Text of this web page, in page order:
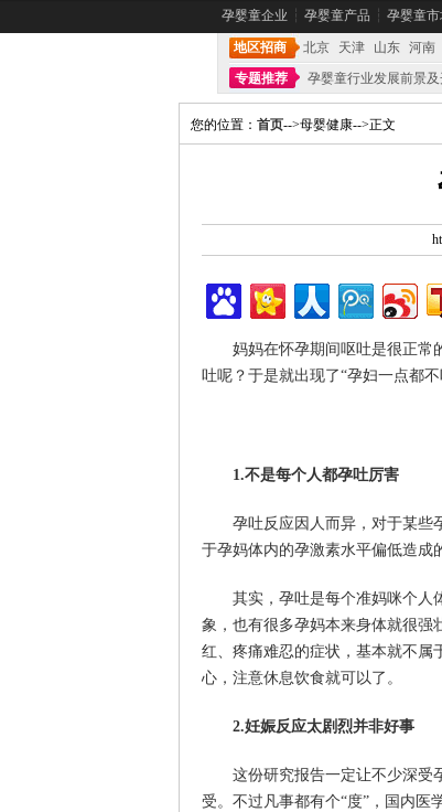
孕婴童企业 ┆ 孕婴童产品 ┆ 孕婴童市
地区招商 北京 天津 山东 河南
专题推荐
孕婴童行业发展前景
您的位置： 首页-->母婴健康-->正文
妈妈在怀孕期间呕吐是很正常
吐呢？于是就出现了“孕妇一点都
1.不是每个人都孕吐厉害
孕吐反应因人而异，对于某些
于孕妈体内的孕激素水平偏低造成
其实，孕吐是每个准妈咪个人
象，也有很多孕妈本来身体就很强
红、疼痛难忍的症状，基本就不属
心，注意休息饮食就可以了。
2.妊娠反应太剧烈并非好事
这份研究报告一定让不少深受
受。不过凡事都有个“度”，国内医